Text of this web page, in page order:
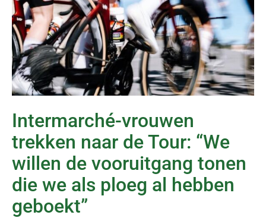
Intermarché-vrouwen
trekken naar de Tour: “We
willen de vooruitgang tonen
die we als ploeg al hebben
geboekt”